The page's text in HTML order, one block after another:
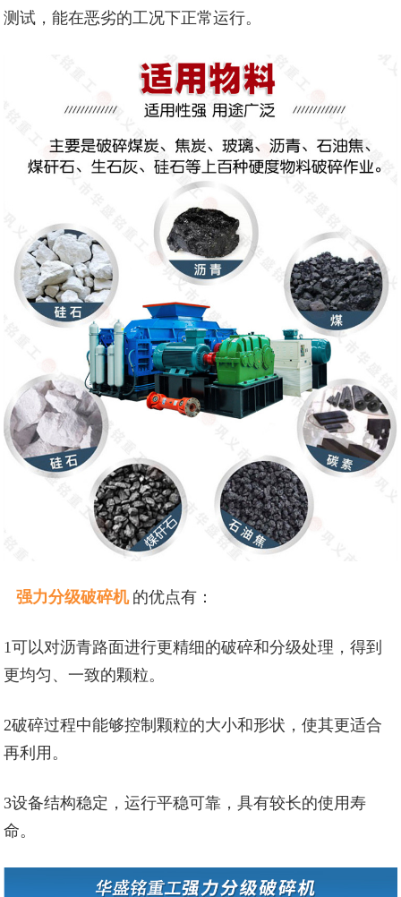
测试，能在恶劣的工况下正常运行。
强力分级破碎机 的优点有：
1可以对沥青路面进行更精细的破碎和分级处理，得到
更均匀、一致的颗粒。
2破碎过程中能够控制颗粒的大小和形状，使其更适合
再利用。
3设备结构稳定，运行平稳可靠，具有较长的使用寿
命。